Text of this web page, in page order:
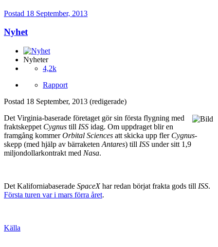
Postad 18 September, 2013
Nyhet
Nyheter
4,2k
Rapport
Postad 18 September, 2013 (redigerade)
Det Virginia-baserade företaget gör sin första flygning med
fraktskeppet Cygnus till ISS idag. Om uppdraget blir en
framgång kommerOrbital Sciences att skicka upp fler Cygnus-
skepp (med hjälp av bärraketen Antares) till ISS under sitt 1,9
miljondollarkontrakt med Nasa.
Det Kaliforniabaserade SpaceXhar redan börjat frakta gods till ISS.
Första turen var i mars förra året.
Källa